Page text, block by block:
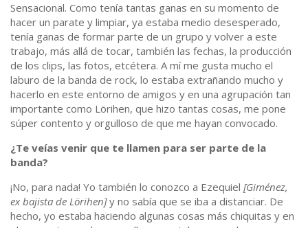
Sensacional. Como tenía tantas ganas en su momento de
hacer un parate y limpiar, ya estaba medio desesperado,
tenía ganas de formar parte de un grupo y volver a este
trabajo, más allá de tocar, también las fechas, la producción
de los clips, las fotos, etcétera. A mí me gusta mucho el
laburo de la banda de rock, lo estaba extrañando mucho y
hacerlo en este entorno de amigos y en una agrupación tan
importante como Lörihen, que hizo tantas cosas, me pone
súper contento y orgulloso de que me hayan convocado.
¿Te veías venir que te llamen para ser parte de la
banda?
¡No, para nada! Yo también lo conozco a Ezequiel [Giménez,
ex bajista de Lörihen]y no sabía que se iba a distanciar. De
hecho, yo estaba haciendo algunas cosas más chiquitas y en